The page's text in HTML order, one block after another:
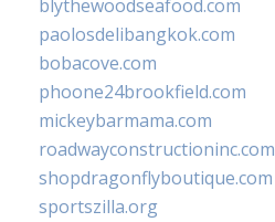
blythewoodseafood.com
paolosdelibangkok.com
bobacove.com
phoone24brookfield.com
mickeybarmama.com
roadwayconstructioninc.com
shopdragonflyboutique.com
sportszilla.org